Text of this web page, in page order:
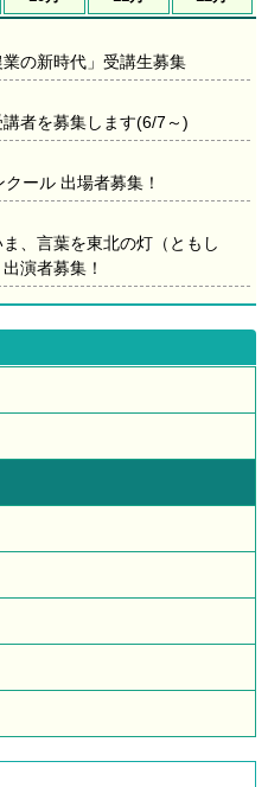
の新時代」受講生募集
者を募集します(6/7～)
ール 出場者募集！
、言葉を東北の灯（ともし
演者募集！